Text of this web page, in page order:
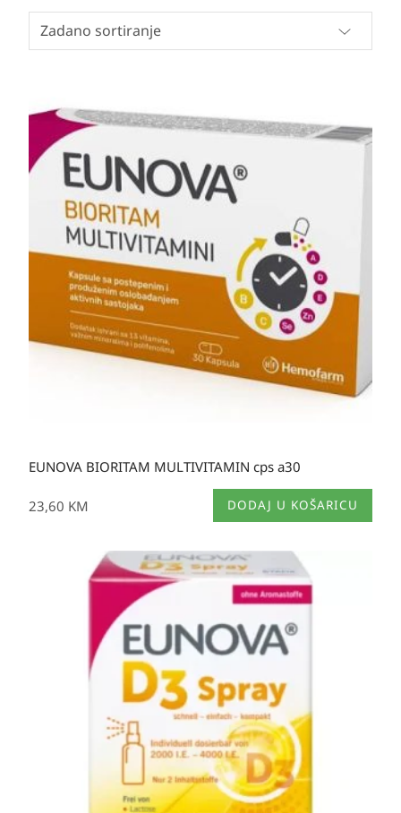
EUNOVA BIORITAM MULTIVITAMIN cps a30
23,60 KM DODAJ U KOŠARICU